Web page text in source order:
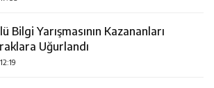
Bilgi Yarışmasının Kazananları
Uğurlandı